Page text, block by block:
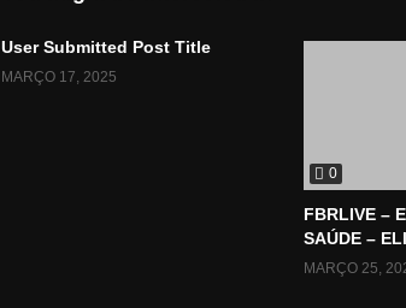
User Submitted Post Title
MARÇO 17, 2025
0
FBRLIVE –
SAÚDE –
MARÇO 25,